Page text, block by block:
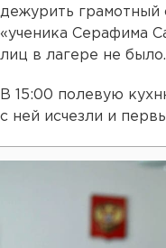
дежурить
«ученика Серафима
лиц в лагере не было.
В 15:00 полевую
с ней исчезли и